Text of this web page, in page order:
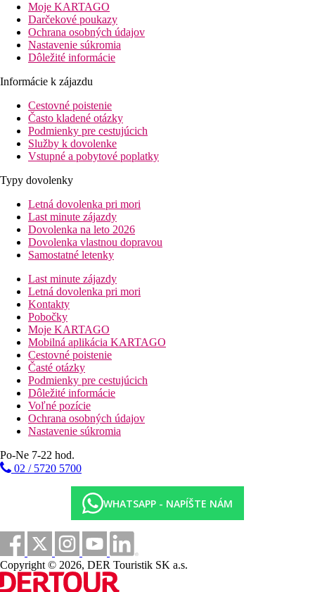
Moje KARTAGO
Darčekové poukazy
Ochrana osobných údajov
Nastavenie súkromia
Dôležité informácie
Informácie k zájazdu
Cestovné poistenie
Často kladené otázky
Podmienky pre cestujúcich
Služby k dovolenke
Vstupné a pobytové poplatky
Typy dovolenky
Letná dovolenka pri mori
Last minute zájazdy
Dovolenka na leto 2026
Dovolenka vlastnou dopravou
Samostatné letenky
Last minute zájazdy
Letná dovolenka pri mori
Kontakty
Pobočky
Moje KARTAGO
Mobilná aplikácia KARTAGO
Cestovné poistenie
Časté otázky
Podmienky pre cestujúcich
Dôležité informácie
Voľné pozície
Ochrana osobných údajov
Nastavenie súkromia
Po-Ne 7-22 hod.
02 / 5720 5700
WHATSAPP - NAPÍŠTE NÁM
Copyright © 2026, DER Touristik SK a.s.